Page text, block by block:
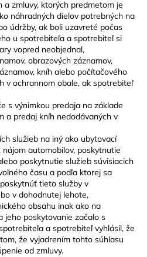
a zmluvy, ktorých predmetom je
náhradných dielov potrebných na
údržby, ak boli uzavreté počas
u spotrebiteľa a spotrebiteľ si
vopred neobjednal,
obrazových záznamov,
kníh alebo počítačového
v ochrannom obale, ak spotrebiteľ
s výnimkou predaja na základe
a predaj kníh nedodávaných v
služieb na iný ako ubytovací
automobilov, poskytnutie
poskytnutie služieb súvisiacich
času a podľa ktorej sa
tieto služby v
v dohodnutej lehote,
obsahu inak ako na
jeho poskytovanie začalo s
a spotrebiteľ vyhlásil, že
že vyjadrením tohto súhlasu
od zmluvy.